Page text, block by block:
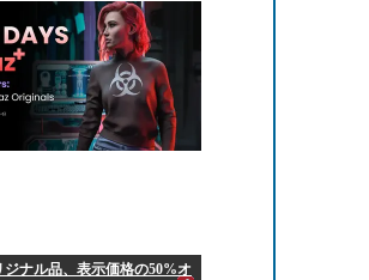
ナル品、表示価格の50%オ